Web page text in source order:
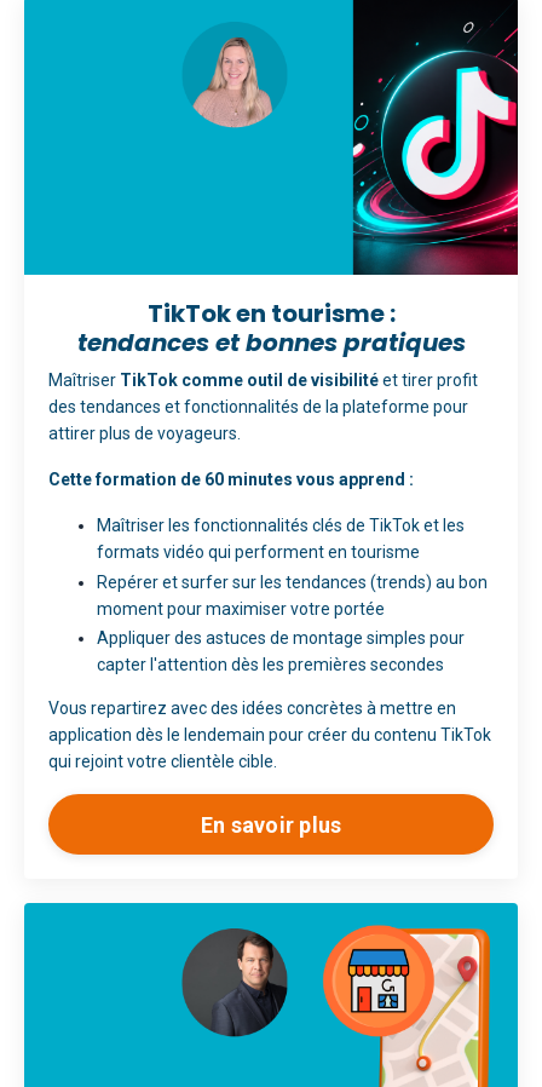
TikTok en tourisme :
tendances et bonnes pratiques
Maîtriser TikTok comme outil de visibilitéet tirer profit
des tendances et fonctionnalités de la plateforme pour
attirer plus de voyageurs.
Cette formation de 60 minutes vous apprend :
Maîtriser les fonctionnalités clés de TikTok et les
formats vidéo qui performent en tourisme
Repérer et surfer sur les tendances (trends) au bon
moment pour maximiser votre portée
Appliquer des astuces de montage simples pour
capter l'attention dès les premières secondes
Vous repartirez avec des idées concrètes à mettre en
application dès le lendemain pour créer du contenu TikTok
qui rejoint votre clientèle cible.
En savoir plus